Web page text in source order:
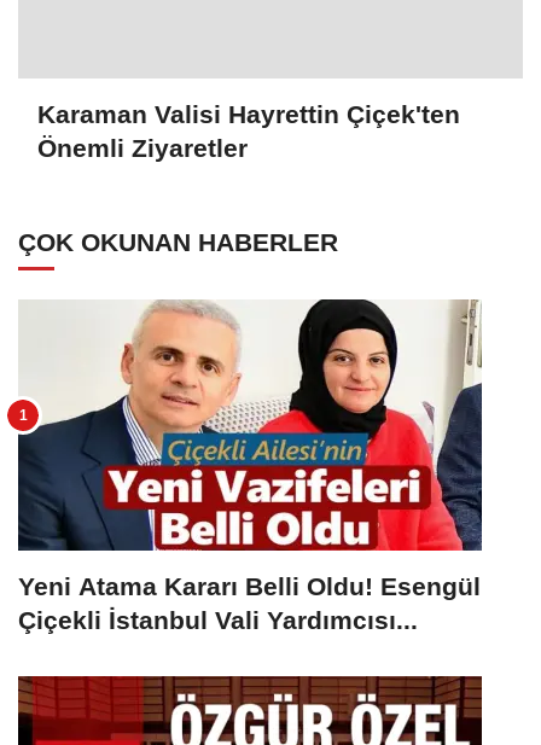
Karaman Valisi Hayrettin Çiçek'ten
Önemli Ziyaretler
ÇOK OKUNAN HABERLER
Yeni Atama Kararı Belli Oldu! Esengül
Çiçekli İstanbul Vali Yardımcısı...